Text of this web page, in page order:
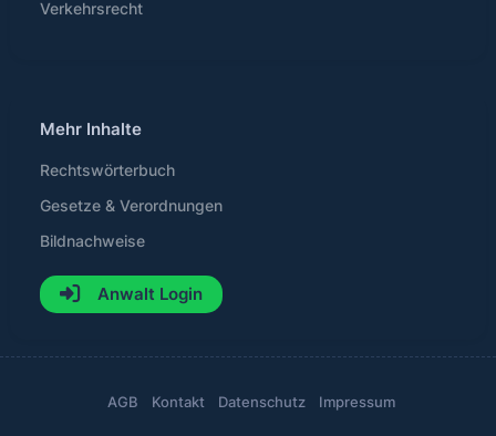
Verkehrsrecht
Mehr Inhalte
Rechtswörterbuch
Gesetze & Verordnungen
Bildnachweise
Anwalt Login
AGB Kontakt Datenschutz Impressum